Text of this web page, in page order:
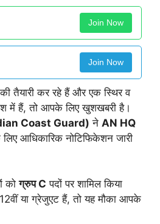
Join Now
Join Now
तैयारी कर रहे हैं और एक स्थिर व
में हैं, तो आपके लिए खुशखबरी है।
Coast Guard) ने AN HQ
आधिकारिक नोटिफिकेशन जारी
कोग्रुप C पदों पर शामिल किया
या ग्रेजुएट हैं, तो यह मौका आपके